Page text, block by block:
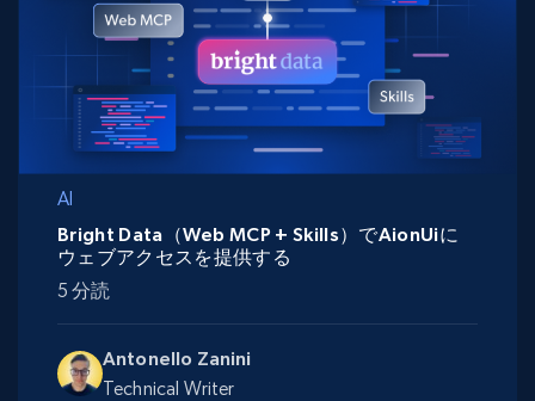
AI
Antonello Zanini
Technical Writer
Bright Data（Web MCP + Skills）でAionUiに
ウェブアクセスを提供する
5 分読